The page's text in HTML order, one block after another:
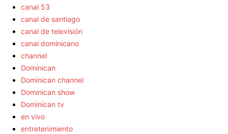
canal 53
canal de santiago
canal de televisión
canal dominicano
channel
Dominican
Dominican channel
Dominican show
Dominican tv
en vivo
entretenimiento